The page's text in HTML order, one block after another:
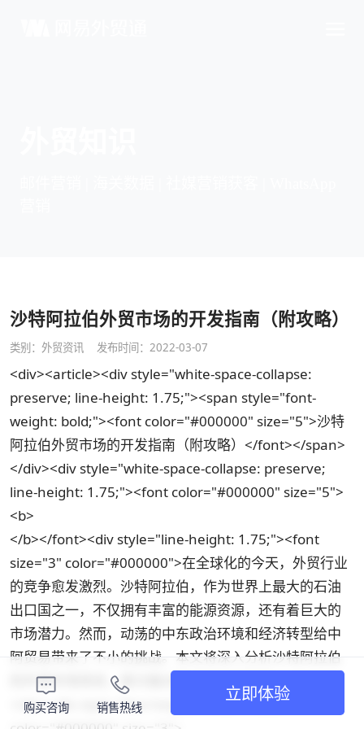
沙特阿拉伯外贸市场的开发指南（附攻略）
类别： 外贸资讯 发布时间：2022-03-07
<div><article><div style="white-space-collapse:
preserve; line-height: 1.75;"><span style="font-
weight: bold;"><font color="#000000" size="5">沙特
阿拉伯外贸市场的开发指南（附攻略）</font></span>
</div><div style="white-space-collapse: preserve;
line-height: 1.75;"><font color="#000000" size="5">
<b>
</b></font><div style="line-height: 1.75;"><font
size="3" color="#000000">在全球化的今天，外贸行业
的竞争愈发激烈。沙特阿拉伯，作为世界上最大的石油
出口国之一，不仅拥有丰富的能源资源，还有着巨大的
市场潜力。然而，动荡的中东政治环境和经济转型给中
阿贸易带来了不小的挑战。本文将深入分析沙特阿拉伯
的外贸市场现状，探讨面对挑战的有效策略。</font>
</div><div style="line-height: 1.75;"><font
购买咨询 销售热线
立即体验